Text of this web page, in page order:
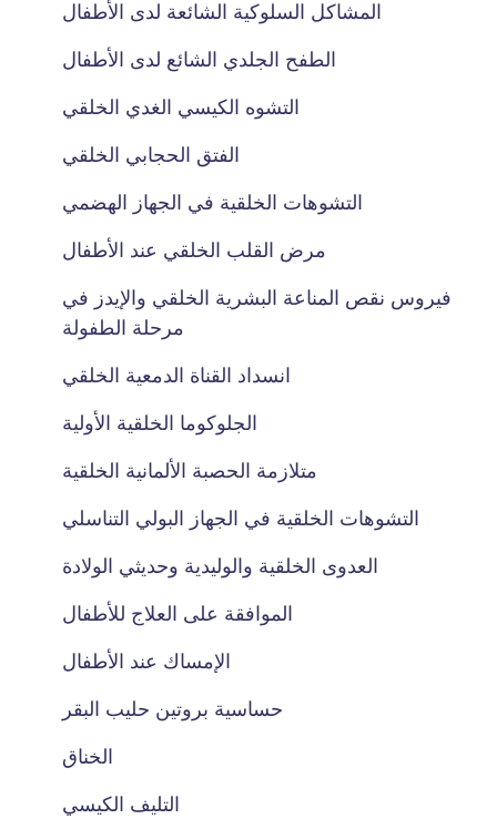
المشاكل السلوكية الشائعة لدى الأطفال
الطفح الجلدي الشائع لدى الأطفال
التشوه الكيسي الغدي الخلقي
الفتق الحجابي الخلقي
التشوهات الخلقية في الجهاز الهضمي
مرض القلب الخلقي عند الأطفال
فيروس نقص المناعة البشرية الخلقي والإيدز في
مرحلة الطفولة
انسداد القناة الدمعية الخلقي
الجلوكوما الخلقية الأولية
متلازمة الحصبة الألمانية الخلقية
التشوهات الخلقية في الجهاز البولي التناسلي
العدوى الخلقية والوليدية وحديثي الولادة
الموافقة على العلاج للأطفال
الإمساك عند الأطفال
حساسية بروتين حليب البقر
الخناق
التليف الكيسي